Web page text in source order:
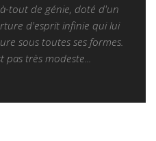
tout de génie, doté d'un
d'esprit infinie qui lui
sous toutes ses formes.
très modeste...